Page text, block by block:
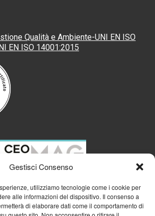
Gestisci Consenso
utilizziamo tecnologie come i cookie per
alle informazioni del dispositivo. Il consenso a
di elaborare dati come il comportamento di
Qualità e Ambiente-UNI EN ISO
EN ISO 14001:2015